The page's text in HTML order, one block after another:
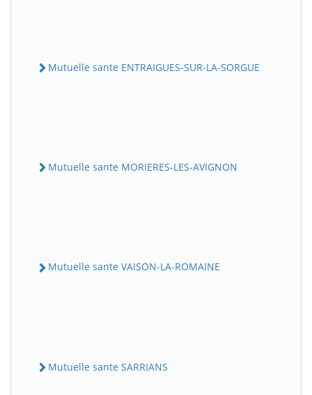
Mutuelle sante ENTRAIGUES-SUR-LA-SORGUE
Mutuelle sante MORIERES-LES-AVIGNON
Mutuelle sante VAISON-LA-ROMAINE
Mutuelle sante SARRIANS